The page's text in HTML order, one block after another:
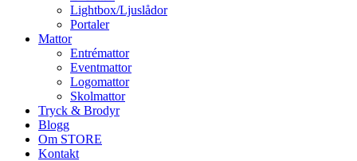
Lightbox/Ljuslådor
Portaler
Mattor
Entrémattor
Eventmattor
Logomattor
Skolmattor
Tryck & Brodyr
Blogg
Om STORE
Kontakt